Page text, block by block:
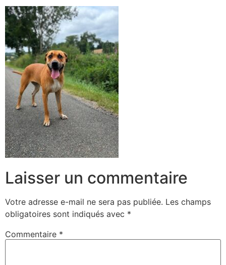
Laisser un commentaire
Votre adresse e-mail ne sera pas publiée. Les champs
obligatoires sont indiqués avec *
Commentaire *